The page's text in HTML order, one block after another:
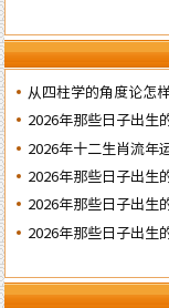
从四柱学的角度论怎
祸
2026年那些日子出生
2026年十二生肖流年
2026年那些日子出生
2026年那些日子出生
2026年那些日子出生